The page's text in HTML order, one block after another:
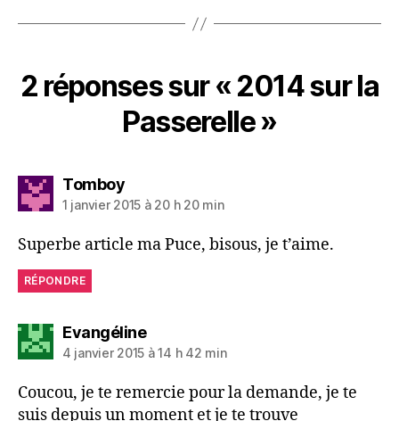
2 réponses sur « 2014 sur la
Passerelle »
Tomboydit :
1 janvier 2015 à 20 h 20 min
Superbe article ma Puce, bisous, je t’aime.
RÉPONDRE
Evangélinedit :
4 janvier 2015 à 14 h 42 min
Coucou, je te remercie pour la demande, je te
suis depuis un moment et je te trouve